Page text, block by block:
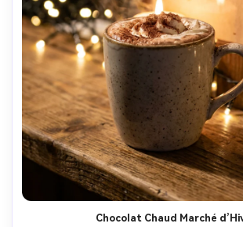
Chocolat Chaud Marché